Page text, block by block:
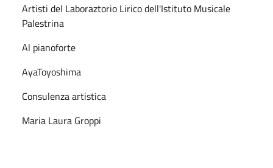
Artisti del Laboraztorio Lirico dell'Istituto Musicale
Palestrina
Al pianoforte
AyaToyoshima
Consulenza artistica
Maria Laura Groppi